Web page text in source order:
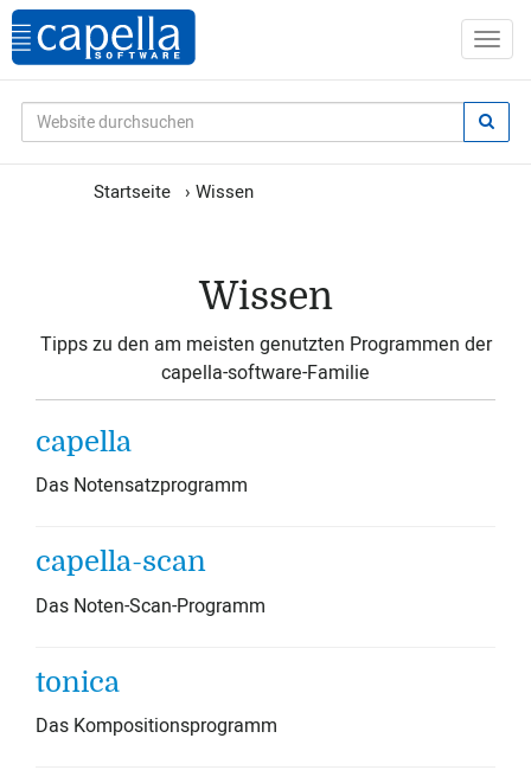
Startseite › Wissen
Wissen
Tipps zu den am meisten genutzten Programmen der
capella-software-Familie
capella
Das Notensatzprogramm
capella-scan
Das Noten-Scan-Programm
tonica
Das Kompositionsprogramm